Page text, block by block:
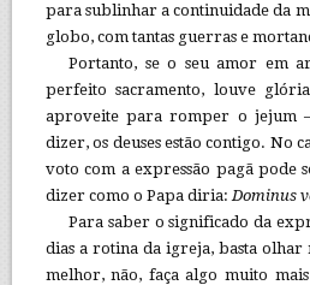
para sublinhar a continuidade da
globo, com tantas guerras e
Portanto, se o seu amor em
perfeito sacramento, louve
aproveite para romper o jejum
dizer, os deuses estão contigo. No
voto com a expressão pagã pode
dizer como o Papa diria:Dominus
Para saber o significado da
dias a rotina da igreja, basta
melhor, não, faça algo muito